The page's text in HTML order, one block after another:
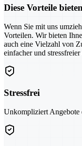
Diese Vorteile
Wenn Sie mit uns
Vorteilen. Wir bieten
auch eine Vielzahl von
einfacher und stressfreier
Stressfrei
Unkompliziert Angebote